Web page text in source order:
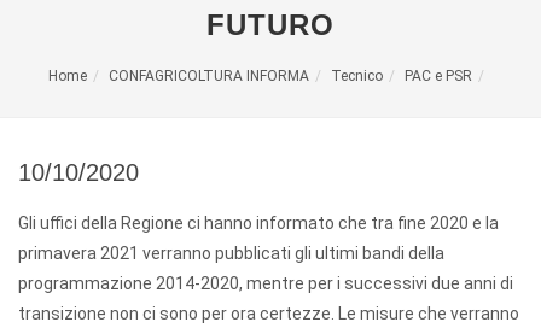
FUTURO
Home CONFAGRICOLTURA INFORMA Tecnico PAC e PSR
10/10/2020
Gli uffici della Regione ci hanno informato che tra fine 2020 e la
primavera 2021 verranno pubblicati gli ultimi bandi della
programmazione 2014-2020, mentre per i successivi due anni di
transizione non ci sono per ora certezze. Le misure che verranno